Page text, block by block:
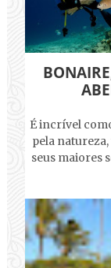
É incrível
pela
seus maiores